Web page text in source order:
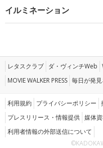
イルミネーション
レタスクラブ ダ・ヴィンチWeb
MOVIE WALKER PRESS 毎日が発見
利用規約 プライバシーポリシー
プレスリリース・情報提供 媒体
利用者情報の外部送信について